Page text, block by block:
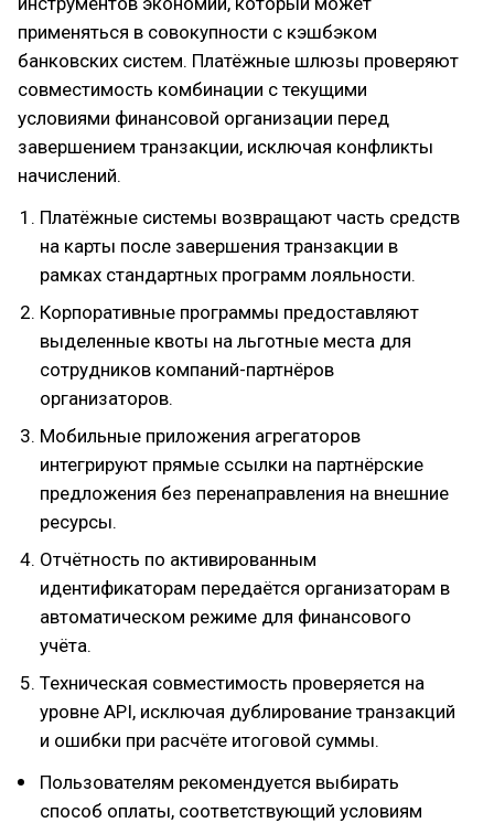
применяться в совокупности с кэшбэком
банковских систем. Платёжные шлюзы проверяют
совместимость комбинации с текущими
условиями финансовой организации перед
завершением транзакции, исключая конфликты
начислений.
Платёжные системы возвращают часть средств
на карты после завершения транзакции в
рамках стандартных программ лояльности.
Корпоративные программы предоставляют
выделенные квоты на льготные места для
сотрудников компаний-партнёров
организаторов.
Мобильные приложения агрегаторов
интегрируют прямые ссылки на партнёрские
предложения без перенаправления на внешние
ресурсы.
Отчётность по активированным
идентификаторам передаётся организаторам в
автоматическом режиме для финансового
учёта.
Техническая совместимость проверяется на
уровне API, исключая дублирование транзакций
и ошибки при расчёте итоговой суммы.
Пользователям рекомендуется выбирать
способ оплаты, соответствующий условиям